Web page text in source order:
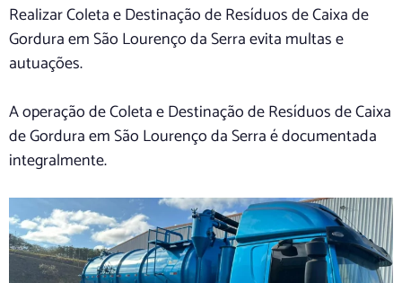
Realizar Coleta e Destinação de Resíduos de Caixa de
Gordura em São Lourenço da Serra evita multas e
autuações.
A operação de Coleta e Destinação de Resíduos de Caixa
de Gordura em São Lourenço da Serra é documentada
integralmente.